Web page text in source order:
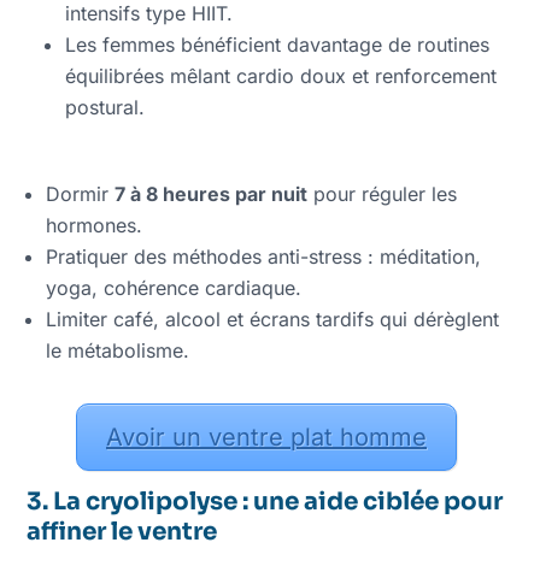
intensifs type HIIT.
Les femmes bénéficient davantage de routines
équilibrées mêlant cardio doux et renforcement
postural.
Dormir7 à 8 heures par nuit pour réguler les
hormones.
Pratiquer des méthodes anti-stress : méditation,
yoga, cohérence cardiaque.
Limiter café, alcool et écrans tardifs qui dérèglent
le métabolisme.
Avoir un ventre plat homme
3. La cryolipolyse : une aide ciblée pour
affiner le ventre